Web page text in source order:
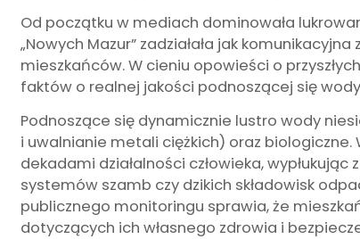
Od początku w mediach dominowała
„Nowych Mazur” zadziałała jak
mieszkańców. W cieniu opowieści o
faktów o realnej jakości podnoszącej się
Podnoszące się dynamicznie lustro wody
i uwalnianie metali ciężkich) oraz
dekadami działalności człowieka,
systemów szamb czy dzikich składowisk
publicznego monitoringu sprawia, że
dotyczących ich własnego zdrowia i